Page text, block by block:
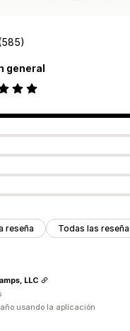
general
reseña Todas las
LLC
usando la aplicación